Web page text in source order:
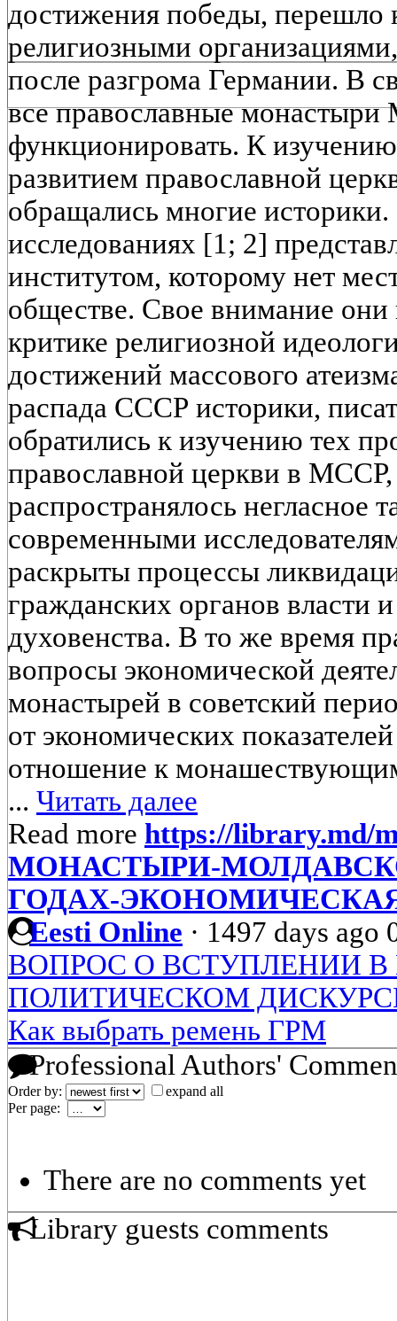
достижения победы, перешло
религиозными
после разгрома Германии. В
все православные
функционировать. К
развитием православной
обращались многие
исследованиях [1; 2]
институтом, которому нет
обществе. Свое внимание они
критике религиозной
достижений массового
распада СССР историки,
обратились к изучению тех
православной церкви в МССР,
распространялось негласное
современными
раскрыты процессы
гражданских органов власти
духовенства. В то же время
вопросы экономической
монастырей в советский
от экономических
отношение к
... Читать далее
Read more https://library.md/
МОНАСТЫРИ-
ГОДАХ-
Eesti Online · 1497 days ago
ВОПРОС О ВСТУПЛЕНИИ
ПОЛИТИЧЕСКОМ ДИСКУРСЕ
Как выбрать ремень ГРМ
Professional Authors'
Order by:
expand all
Per page:
There are no comments yet
Library guests comments